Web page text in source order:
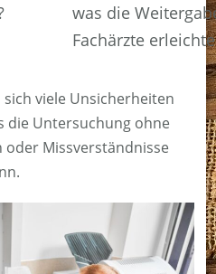
was die
Fachärzte
viele Unsicherheiten
die Untersuchung ohne
Missverständnisse